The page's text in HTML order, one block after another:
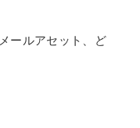
ールアセット、ど